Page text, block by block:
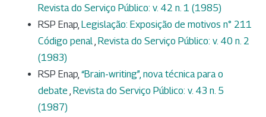
Revista do Serviço Público: v. 42 n. 1 (1985)
RSP Enap, Legislação: Exposição de motivos n° 211
Código penal, Revista do Serviço Público: v. 40 n. 2
(1983)
RSP Enap, “Brain-writing”, nova técnica para o
debate , Revista do Serviço Público: v. 43 n. 5
(1987)